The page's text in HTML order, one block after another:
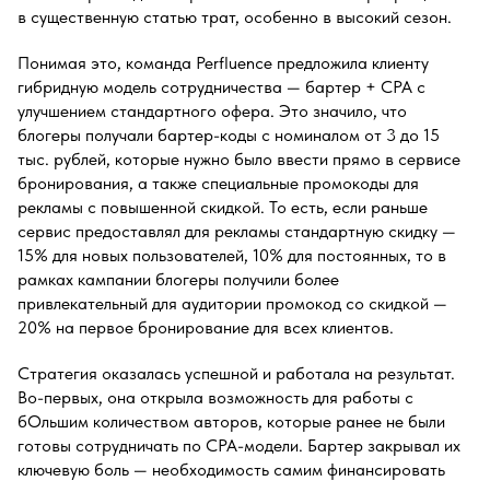
в существенную статью трат, особенно в высокий сезон.
Понимая это, команда Perfluence предложила клиенту
гибридную модель сотрудничества — бартер + CPA с
улучшением стандартного офера. Это значило, что
блогеры получали бартер-коды с номиналом от 3 до 15
тыс. рублей, которые нужно было ввести прямо в сервисе
бронирования, а также специальные промокоды для
рекламы с повышенной скидкой. То есть, если раньше
сервис предоставлял для рекламы стандартную скидку —
15% для новых пользователей, 10% для постоянных, то в
рамках кампании блогеры получили более
привлекательный для аудитории промокод со скидкой —
20% на первое бронирование для всех клиентов.
Стратегия оказалась успешной и работала на результат.
Во-первых, она открыла возможность для работы с
бОльшим количеством авторов, которые ранее не были
готовы сотрудничать по CPA-модели. Бартер закрывал их
ключевую боль — необходимость самим финансировать